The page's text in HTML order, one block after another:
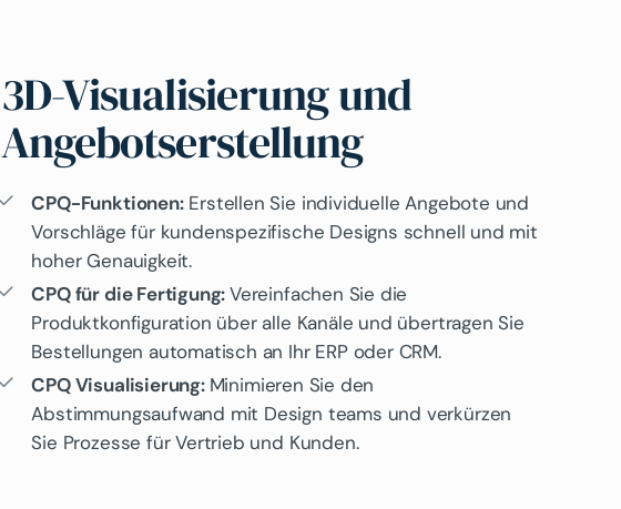
3D-Visualisierung und
Angebotserstellung
CPQ-Funktionen:Erstellen Sie individuelle Angebote und
Vorschläge für kundenspezifische Designs schnell und mit
hoher Genauigkeit.
CPQ für die Fertigung:Vereinfachen Sie die
Produktkonfiguration über alle Kanäle und übertragen Sie
Bestellungen automatisch an Ihr ERP oder CRM.
CPQ Visualisierung: Minimieren Sie den
Abstimmungsaufwand mit Design teams und verkürzen
Sie Prozesse für Vertrieb und Kunden.